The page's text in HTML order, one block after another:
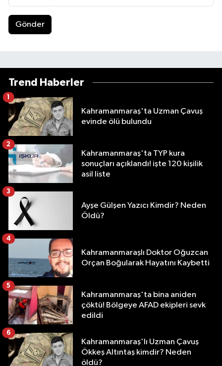
Gönder
Trend Haberler
Kahramanmaraş'ta Uzman Çavuş
evinde ölü bulundu
1
Kahramanmaraş'ta TYP kura
sonuçları açıklandı! işte 120 kişilik
asil liste
2
Ayşe Gülşen Yazıcı Kimdir? Neden
Öldü?
3
Kahramanmaraşlı Doktor Oğuzcan
Orçan Boğularak Hayatını Kaybetti
4
Kahramanmaraş'ta bina aniden
çöktü! Bölgeye AFAD ekipleri sevk
edildi
5
Kahramanmaraş'lı Uzman Çavuş
Ökkeş Altıntaş kimdir? Neden
öldü?
6